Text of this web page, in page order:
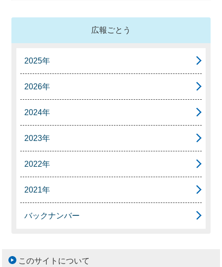
広報ごとう
2025年
2026年
2024年
2023年
2022年
2021年
バックナンバー
このサイトについて